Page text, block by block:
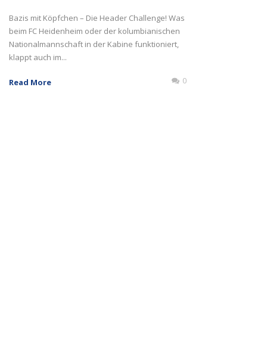
Bazis mit Köpfchen – Die Header Challenge! Was
beim FC Heidenheim oder der kolumbianischen
Nationalmannschaft in der Kabine funktioniert,
klappt auch im...
Read More 0